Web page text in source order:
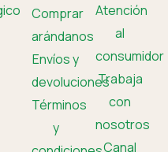
Comprar
arándanos
Envíos y
devoluciones
Términos
y
Atención
al
consumidor
Trabaja
con
nosotros
Canal